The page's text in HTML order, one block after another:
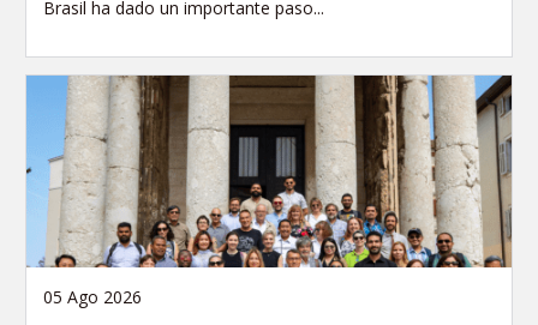
Brasil ha dado un importante paso...
05 Ago 2026